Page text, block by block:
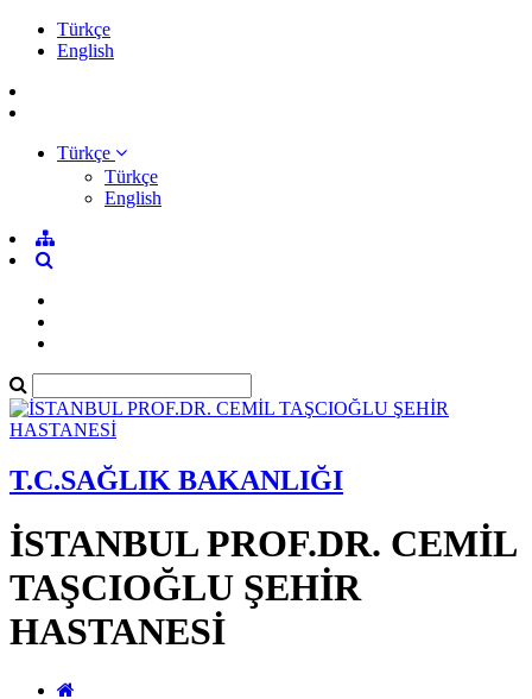
Türkçe
English
Türkçe
Türkçe
English
T.C.SAĞLIK BAKANLIĞI
İSTANBUL PROF.DR. CEMİL
TAŞCIOĞLU ŞEHİR
HASTANESİ